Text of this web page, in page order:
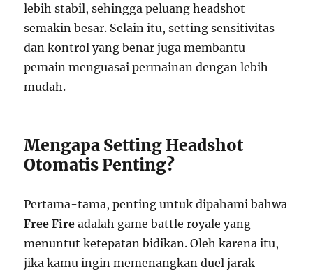
lebih stabil, sehingga peluang headshot
semakin besar. Selain itu, setting sensitivitas
dan kontrol yang benar juga membantu
pemain menguasai permainan dengan lebih
mudah.
Mengapa Setting Headshot
Otomatis Penting?
Pertama-tama, penting untuk dipahami bahwa
Free Fire adalah game battle royale yang
menuntut ketepatan bidikan. Oleh karena itu,
jika kamu ingin memenangkan duel jarak